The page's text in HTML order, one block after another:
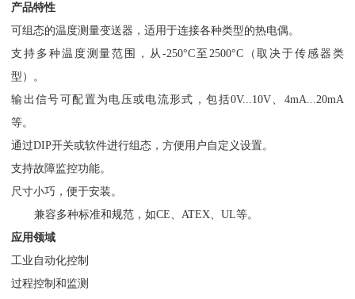
产品特性
可组态的温度测量变送器，适用于连接各种类型的热电偶。
支持多种温度测量范围，从-250°C至2500°C（取决于传感器类
型）。
输出信号可配置为电压或电流形式，包括0V...10V、4mA...20mA
等。
通过DIP开关或软件进行组态，方便用户自定义设置。
支持故障监控功能。
尺寸小巧，便于安装。
兼容多种标准和规范，如CE、ATEX、UL等。
应用领域
工业自动化控制
过程控制和监测